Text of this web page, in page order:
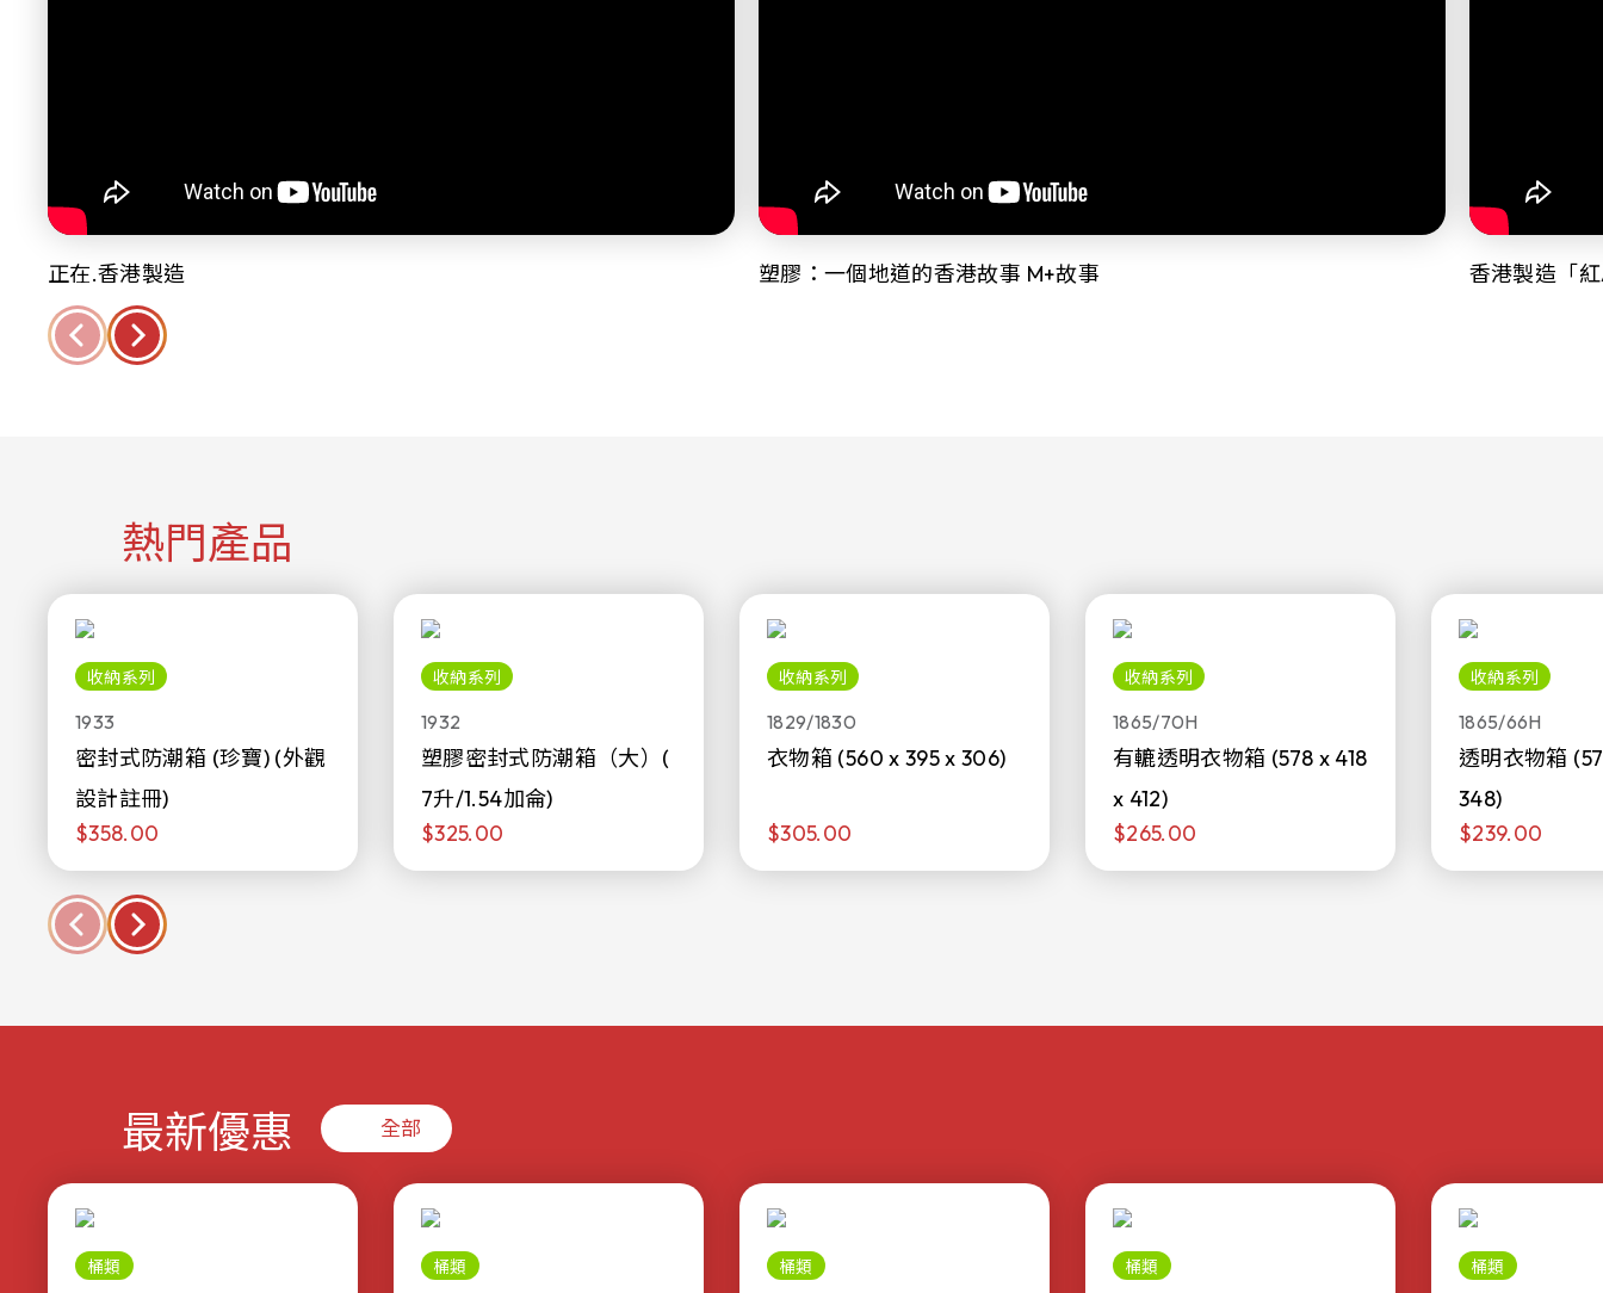
正在.香港製造 塑膠：一個地道的香港故事 M+故事 香港製造「
熱門產品
收納系列
1933
密封式防潮箱 (珍寶) (外觀
設計註冊)
$358.00
收納系列
1932
塑膠密封式防潮箱（大）(
7升/1.54加侖)
$325.00
收納系列
1829/1830
衣物箱 (560 x 395 x 306)
$305.00
收納系列
1865/70H
有轆透明衣物箱 (578 x 418
x 412)
$265.00
收納系列
1865/66H
透明衣物箱
348)
$239.00
最新優惠 全部
桶類 桶類 桶類 桶類 桶類